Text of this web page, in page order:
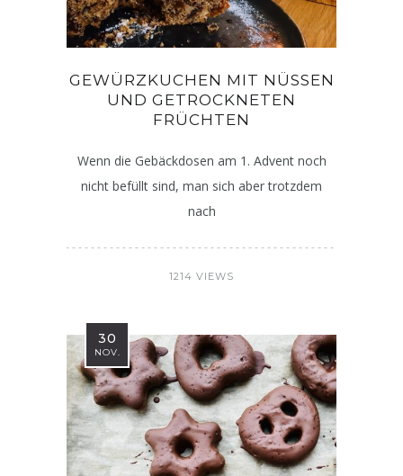
GEWÜRZKUCHEN MIT NÜSSEN
UND GETROCKNETEN
FRÜCHTEN
Wenn die Gebäckdosen am 1. Advent noch
nicht befüllt sind, man sich aber trotzdem
nach
1214 VIEWS
30
NOV.